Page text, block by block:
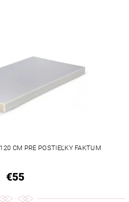
CM PRE POSTIEĽKY FAKTUM
€55